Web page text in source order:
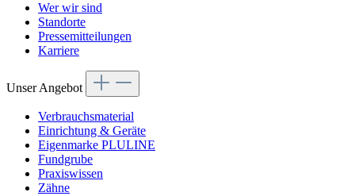
Wer wir sind
Standorte
Pressemitteilungen
Karriere
Unser Angebot
Verbrauchsmaterial
Einrichtung & Geräte
Eigenmarke PLULINE
Fundgrube
Praxiswissen
Zähne